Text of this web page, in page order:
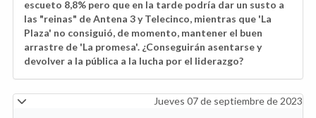
escueto 8,8% pero que en la tarde podría dar un susto a
las "reinas" de Antena 3 y Telecinco, mientras que 'La
Plaza' no consiguió, de momento, mantener el buen
arrastre de 'La promesa'. ¿Conseguirán asentarse y
devolver a la pública a la lucha por el liderazgo?
Jueves 07 de septiembre de 2023